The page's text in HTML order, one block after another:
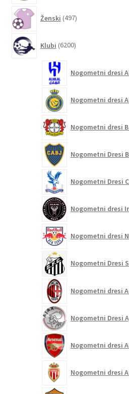
Ženski 497izdelkov
Klubi 6200izdelkov
Nogometni dresi
Nogometni dresi
Nogometni dresi
Nogometni Dresi
Nogometni Dresi
Nogometni dresi
Nogometni dresi
Nogometni Dresi
Nogometni dresi
Nogometni Dresi
Nogometni dresi
Nogometni dresi